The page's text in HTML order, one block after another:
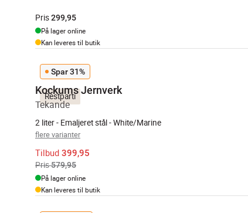
Pris299,95
På lager online
Kan leveres til butik
Restparti
Spar 31%
Kockums Jernverk
Tekande
2 liter - Emaljeret stål - White/Marine
flere varianter
Tilbud 399,95
Pris579,95
På lager online
Kan leveres til butik